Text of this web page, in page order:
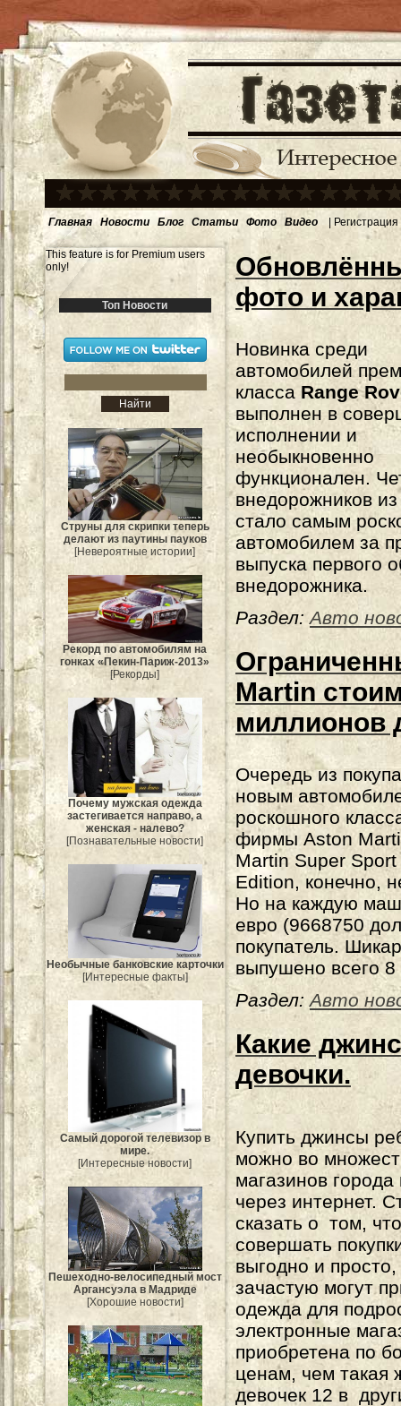
Главная Новости Блог Статьи Фото Видео | Регистрация
This feature is for Premium users
only!
Топ Новости
Струны для скрипки теперь
делают из паутины пауков
[Невероятные истории]
Рекорд по автомобилям на
гонках «Пекин-Париж-2013»
[Рекорды]
Почему мужская одежда
застегивается направо, а
женская - налево?
[Познавательные новости]
Необычные банковские карточки
[Интересные факты]
Самый дорогой телевизор в
мире.
[Интересные новости]
Пешеходно-велосипедный мост
Аргансуэла в Мадриде
[Хорошие новости]
фото и
Новинка среди
автомобилей
класса Range
выполнен в
исполнении и
необыкновенно
функционален.
внедорожников
стало самым
автомобилем за
выпуска первого
внедорожника.
Раздел: Авто
Martin
миллионов
Очередь из
новым
роскошного
фирмы Aston
Martin Super
Edition, конечно,
Но на каждую
евро (9668750
покупатель.
выпушено всего 8
Раздел: Авто
Какие
девочки.
Купить джинсы
можно во
магазинов города
через интернет.
сказать о том, что
совершать
выгодно и
зачастую могут
одежда для
электронные
приобретена по
ценам, чем такая
девочек 12 в